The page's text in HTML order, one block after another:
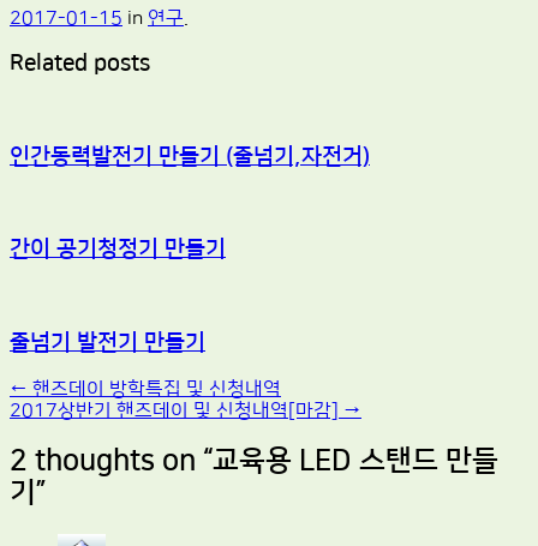
2017-01-15 in 연구
Related posts
인간동력발전기 만들기 (줄넘기,자전거)
간이 공기청정기 만들기
줄넘기 발전기 만들기
Post
navigation
← 핸즈데이 방학특집 및 신청내역
2017상반기 핸즈데이 및 신청내역[마감] →
2 thoughts on “교육용 LED 스탠드 만들
기 ”